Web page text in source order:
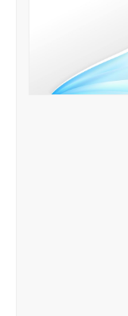
История города